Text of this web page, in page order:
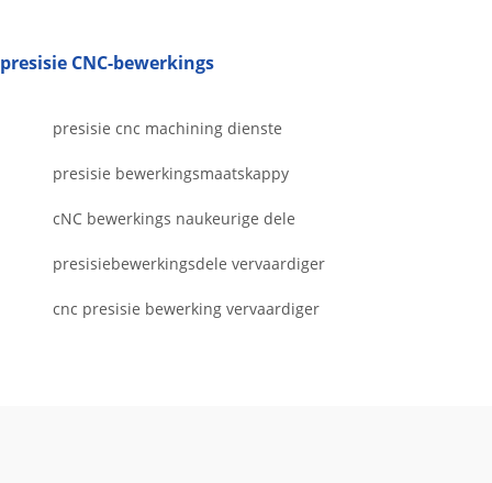
presisie CNC-bewerkings
presisie cnc machining dienste
presisie bewerkingsmaatskappy
cNC bewerkings naukeurige dele
presisiebewerkingsdele vervaardiger
cnc presisie bewerking vervaardiger